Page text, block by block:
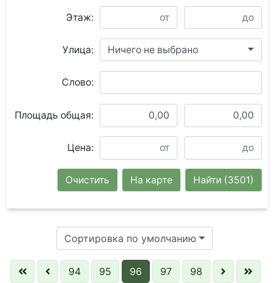
Этаж:
Улица: Ничего не выбрано
Слово:
Площадь общая:
Цена:
Найти (3501)
На карте
Очистить
Сортировка по умолчанию
94 95 96 97 98